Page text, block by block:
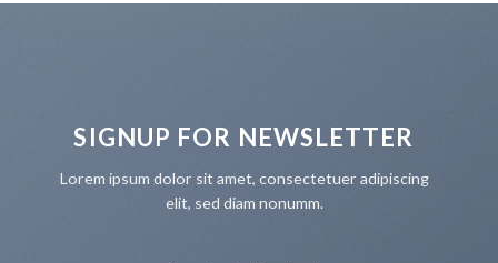
SIGNUP FOR NEWSLETTER
Lorem ipsum dolor sit amet, consectetuer adipiscing
elit, sed diam nonumm.